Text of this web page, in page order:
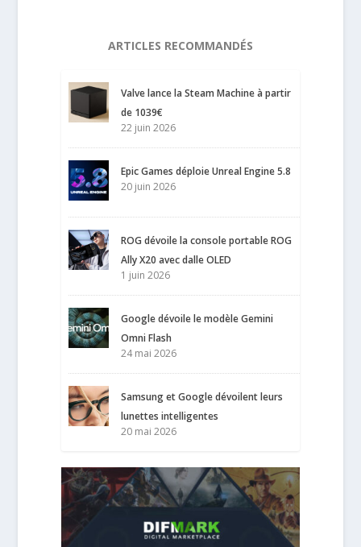
ARTICLES RECOMMANDÉS
Valve lance la Steam Machine à partir
de 1039€
22 juin 2026
Epic Games déploie Unreal Engine 5.8
20 juin 2026
ROG dévoile la console portable ROG
Ally X20 avec dalle OLED
1 juin 2026
Google dévoile le modèle Gemini
Omni Flash
24 mai 2026
Samsung et Google dévoilent leurs
lunettes intelligentes
20 mai 2026